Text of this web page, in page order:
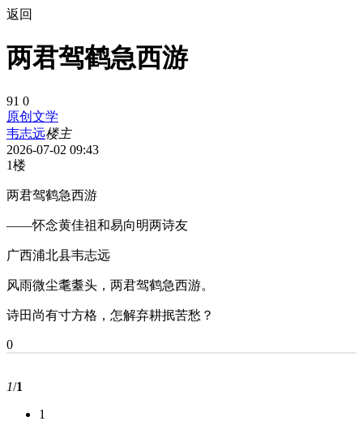
返回
两君驾鹤急西游
91 0
原创文学
韦志远楼主
2026-07-02 09:43
1楼
两君驾鹤急西游
——怀念黄佳祖和易向明两诗友
广西浦北县韦志远
风雨微尘耄耋头，两君驾鹤急西游。
诗田尚有寸方格，怎解弃耕抿苦愁？
0
1/1
1